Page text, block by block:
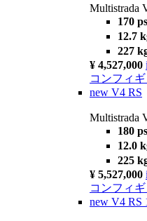
Multistrada
170 ps
12.7
227
¥ 4,527,000 i
コンフィ
new V4 RS
Multistrada
180 ps
12.0
225
¥ 5,527,000 i
コンフィ
new V4 RS